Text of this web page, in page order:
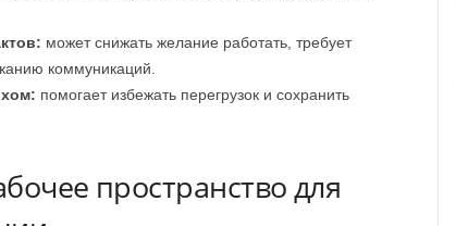
может снижать желание работать, требует
коммуникаций.
помогает избежать перегрузок и сохранить
пространство для